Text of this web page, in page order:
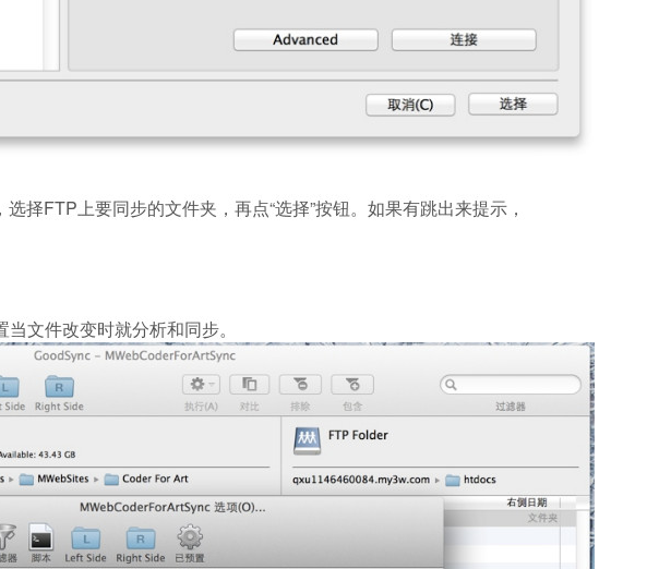
选择FTP上要同步的文件夹，再点“选择”按钮。如果有跳出来提示，
文件改变时就分析和同步。